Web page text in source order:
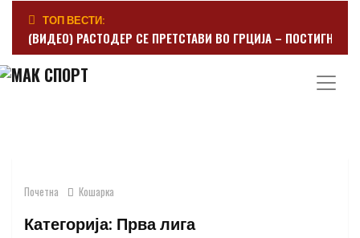
ТОП ВЕСТИ:
(ВИДЕО) РАСТОДЕР СЕ ПРЕТСТАВИ ВО ГРЦИЈА – ПОСТИГНА
Почетна Кошарка
Категорија: Прва лига